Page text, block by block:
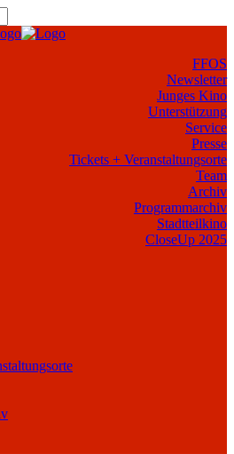
FFOS
Newsletter
Junges Kino
Unterstützung
Service
Presse
Tickets + Veranstaltungsorte
Team
Archiv
Programmarchiv
Stadtteilkino
CloseUp 2025